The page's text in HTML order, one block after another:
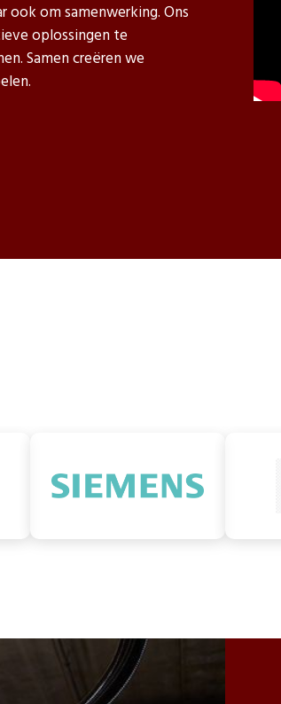
ook om samenwerking. Ons
oplossingen te
Samen creëren we